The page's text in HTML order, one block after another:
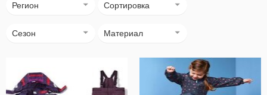
Регион Сортировка
Сезон Материал